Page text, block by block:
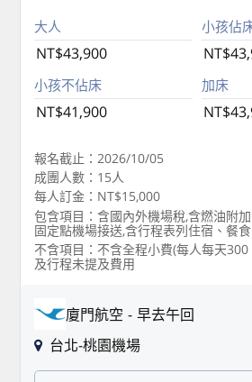
大人
NT$43,900
小孩佔
小孩不佔床
NT$41,900
加床
報名截止：2026/10/05
成團人數：15人
每人訂金：NT$15,000
包含項目：含國內外機場稅,含燃油附
固定點機場接送,含行程表列住宿、餐
不含項目：不含全程小費(每人每天
及行程未提及費用
廈門航空
早去午回
台北-桃園機場